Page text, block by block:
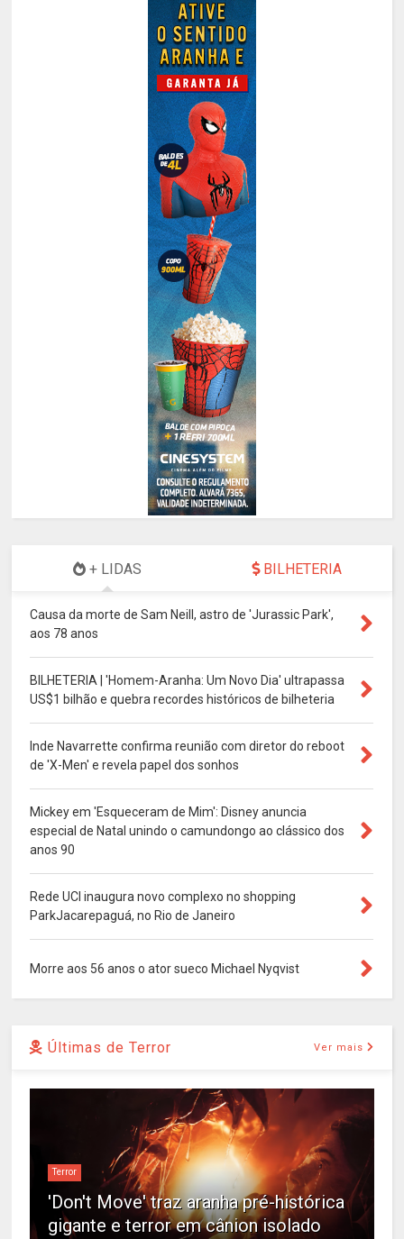
+ LIDAS BILHETERIA
Causa da morte de Sam Neill, astro de 'Jurassic Park',
aos 78 anos
BILHETERIA | 'Homem-Aranha: Um Novo Dia' ultrapassa
US$1 bilhão e quebra recordes históricos de bilheteria
Inde Navarrette confirma reunião com diretor do reboot
de 'X-Men' e revela papel dos sonhos
Mickey em 'Esqueceram de Mim': Disney anuncia
especial de Natal unindo o camundongo ao clássico dos
anos 90
Rede UCI inaugura novo complexo no shopping
ParkJacarepaguá, no Rio de Janeiro
Morre aos 56 anos o ator sueco Michael Nyqvist
Últimas de Terror Ver mais
Terror
'Don't Move' traz aranha pré-histórica
gigante e terror em cânion isolado